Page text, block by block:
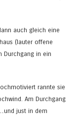
auch gleich eine
(lauter offene
Durchgang in ein
rannte sie
Am Durchgang
just in dem